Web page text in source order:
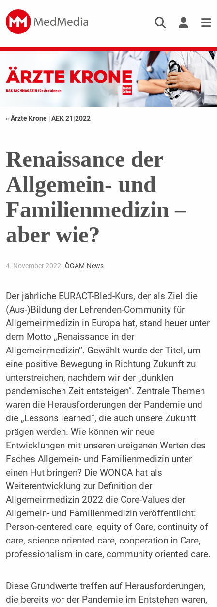
« Ärzte Krone |AEK 21|2022
Renaissance der
Allgemein- und
Familienmedizin –
aber wie?
4. November 2022 ÖGAM-News
Der jährliche EURACT-Bled-Kurs, der als Ziel die
(Aus-)Bildung der Lehrenden-Community für
Allgemeinmedizin in Europa hat, stand heuer unter
dem Motto „Renaissance in der
Allgemeinmedizin“. Gewählt wurde der Titel, um
eine positive Bewegung in Richtung Zukunft zu
unterstreichen, nachdem wir der „dunklen
pandemischen Zeit entsteigen“. Zentrale Themen
waren die Herausforderungen der Pandemie und
die „Lessons learned“, die auch unsere Zukunft
prägen werden. Wie können wir neue
Entwicklungen mit unseren ureigenen Werten des
Faches Allgemein- und Familienmedizin unter
einen Hut bringen? Die WONCA hat als
Weiterentwicklung zur Definition der
Allgemeinmedizin 2022 die Core-Values der
Allgemein- und Familienmedizin veröffentlicht:
Person-centered care, equity of Care, continuity of
care, science oriented care, cooperation in Care,
professionalism in care, community oriented care.
Diese Grundwerte treffen auf Herausforderungen,
die bereits vor der Pandemie im Entstehen waren,